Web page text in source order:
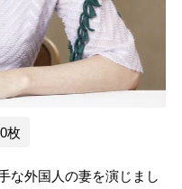
枚
な外国人の妻を演じまし